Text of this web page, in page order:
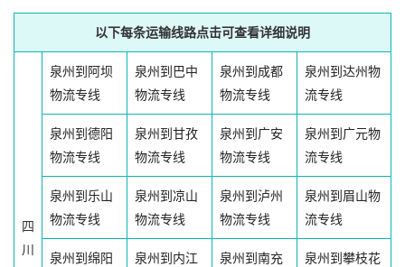
以下每条运输线路点击可查看详细说明
四
川
泉州到阿坝
物流专线
泉州到巴中
物流专线
泉州到成都
物流专线
泉州到达州物
流专线
泉州到德阳
物流专线
泉州到甘孜
物流专线
泉州到广安
物流专线
泉州到广元物
流专线
泉州到乐山
物流专线
泉州到凉山
物流专线
泉州到泸州
物流专线
泉州到眉山物
流专线
泉州到绵阳
泉州到内江
泉州到南充
泉州到攀枝花